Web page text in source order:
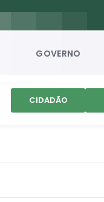
GOVERNO
CIDADÃO